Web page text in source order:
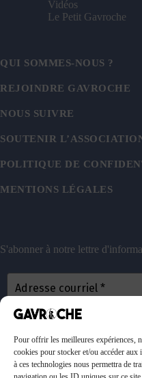
Pour offrir les meilleures expériences,
cookies pour stocker et/ou accéder
à ces technologies nous permettra de
Vidéos
Le Petit Gavroche
QUI SOMMES-NOUS ?
REJOINDRE GAVROCHE
NOUS SUIVRE
SOUTENIR
POLITIQUE DE
MENTIONS LÉGALES
S'abonner à notre lettre
emails. Vous pouvez vous
moment. Consulteznotre
pour plus d’informations.